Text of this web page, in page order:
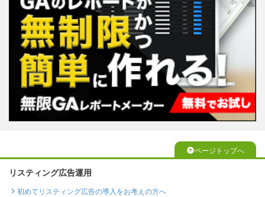
ページトップへ
リスティング広告運用
初めてリスティング広告の導入をお考えの方へ